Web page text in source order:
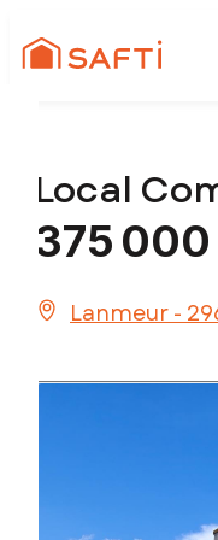
Local
375
Lanmeur -